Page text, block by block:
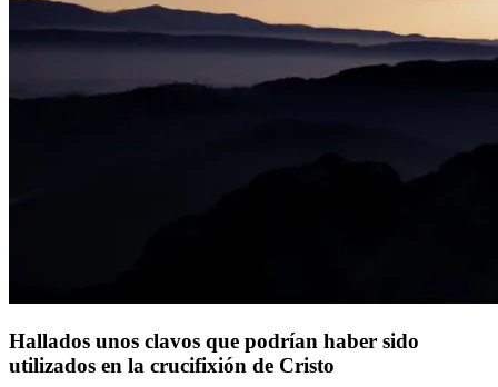
Hallados unos clavos que podrían haber sido
utilizados en la crucifixión de Cristo